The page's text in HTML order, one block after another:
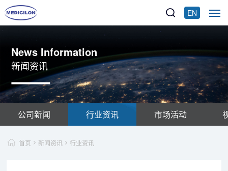
EN
News Information
新闻资讯
公司新闻 行业资讯 市场活动
首页 新闻资讯 行业资讯